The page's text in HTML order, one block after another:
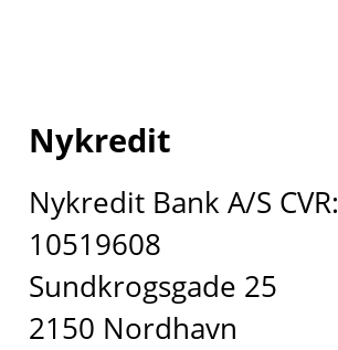
Nykredit
Nykredit Bank A/S CVR:
10519608
Sundkrogsgade 25
2150 Nordhavn